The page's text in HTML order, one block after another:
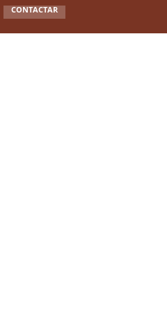
CONTACTAR